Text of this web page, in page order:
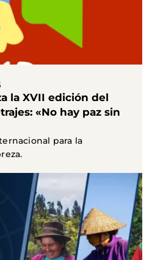
la XVII edición del
«No hay paz sin
para la